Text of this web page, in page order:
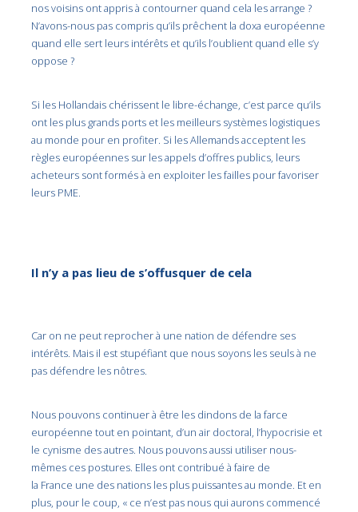
nos voisins ont appris à contourner quand cela les arrange ?
N’avons-nous pas compris qu’ils prêchent la doxa européenne
quand elle sert leurs intérêts et qu’ils l’oublient quand elle s’y
oppose ?
Si les Hollandais chérissent le libre-échange, c’est parce qu’ils
ont les plus grands ports et les meilleurs systèmes logistiques
au monde pour en profiter. Si les Allemands acceptent les
règles européennes sur les appels d’offres publics, leurs
acheteurs sont formés à en exploiter les failles pour favoriser
leurs PME.
Il n’y a pas lieu de s’offusquer de cela
Car on ne peut reprocher à une nation de défendre ses
intérêts. Mais il est stupéfiant que nous soyons les seuls à ne
pas défendre les nôtres.
Nous pouvons continuer à être les dindons de la farce
européenne tout en pointant, d’un air doctoral, l’hypocrisie et
le cynisme des autres. Nous pouvons aussi utiliser nous-
mêmes ces postures. Elles ont contribué à faire de
la France une des nations les plus puissantes au monde. Et en
plus, pour le coup, « ce n’est pas nous qui aurons commencé